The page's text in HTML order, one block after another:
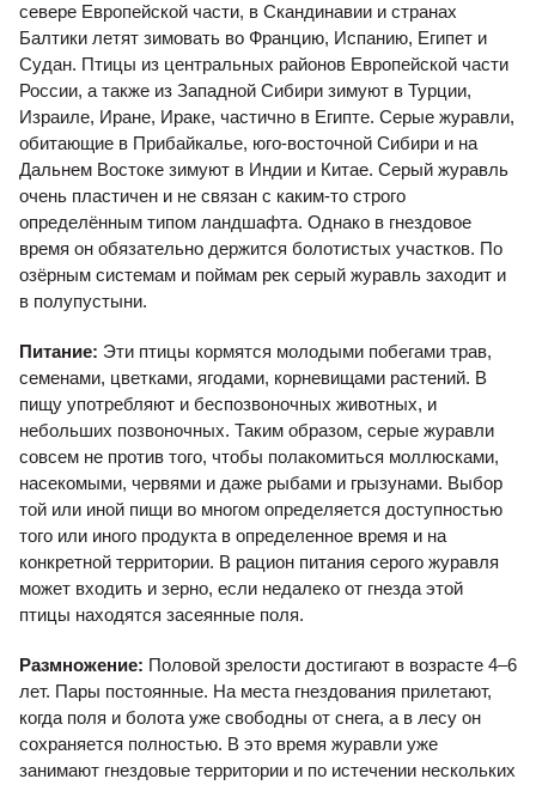
севере Европейской части, в Скандинавии и странах
Балтики летят зимовать во Францию, Испанию, Египет и
Судан. Птицы из центральных районов Европейской части
России, а также из Западной Сибири зимуют в Турции,
Израиле, Иране, Ираке, частично в Египте. Серые журавли,
обитающие в Прибайкалье, юго-восточной Сибири и на
Дальнем Востоке зимуют в Индии и Китае. Серый журавль
очень пластичен и не связан с каким-то строго
определённым типом ландшафта. Однако в гнездовое
время он обязательно держится болотистых участков. По
озёрным системам и поймам рек серый журавль заходит и
в полупустыни.
Питание: Эти птицы кормятся молодыми побегами трав,
семенами, цветками, ягодами, корневищами растений. В
пищу употребляют и беспозвоночных животных, и
небольших позвоночных. Таким образом, серые журавли
совсем не против того, чтобы полакомиться моллюсками,
насекомыми, червями и даже рыбами и грызунами. Выбор
той или иной пищи во многом определяется доступностью
того или иного продукта в определенное время и на
конкретной территории. В рацион питания серого журавля
может входить и зерно, если недалеко от гнезда этой
птицы находятся засеянные поля.
Размножение: Половой зрелости достигают в возрасте 4–6
лет. Пары постоянные. На места гнездования прилетают,
когда поля и болота уже свободны от снега, а в лесу он
сохраняется полностью. В это время журавли уже
занимают гнездовые территории и по истечении нескольких